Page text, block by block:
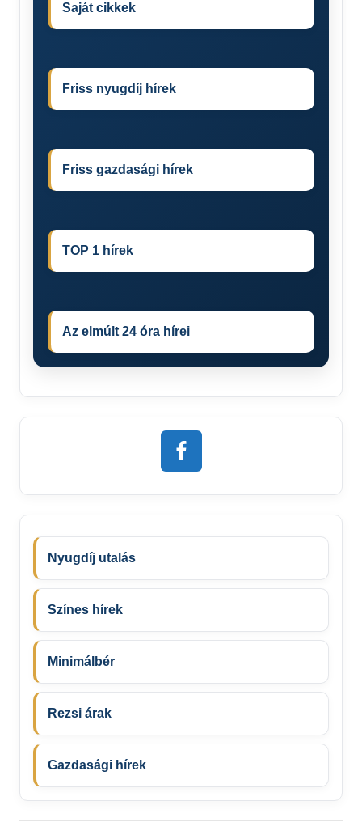
Saját cikkek
Friss nyugdíj hírek
Friss gazdasági hírek
TOP 1 hírek
Az elmúlt 24 óra hírei
Nyugdíj utalás
Színes hírek
Minimálbér
Rezsi árak
Gazdasági hírek